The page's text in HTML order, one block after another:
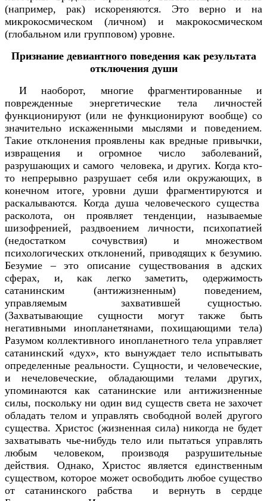
(например, рак) искореняются. Это верно и на
микрокосмическом (личном) и макрокосмическом
(глобальном или групповом) уровне.
Признание девиантного поведения как результата
отключения души
И наоборот, многие фрагментированные и
поврежденные энергетические тела личностей
функционируют (или не функционируют вообще) со
значительно искаженными мыслями и поведением.
Такие отклонения проявлены как вредные привычки,
извращения и огромное число заболеваний,
разрушающих и самого человека, и других. Когда кто-
то непрерывно разрушает себя или окружающих, в
конечном итоге, уровни души фрагментируются и
раскалываются. Когда душа человеческого существа
расколота, он проявляет тенденции, называемые
шизофренией, раздвоением личности, психопатией
(недостатком сочувствия) и множеством
психологических отклонений, приводящих к безумию.
Безумие – это описание существования в адских
сферах, и, как легко заметить, одержимость
сатанинским (антижизненным) поведением,
управляемым захватившей сущностью.
(Захватывающие сущности могут также быть
негативными инопланетянами, похищающими тела)
Разумом коллективного инопланетного тела управляет
сатанинский «дух», кто вынуждает тело испытывать
определенные реальности. Сущности, и человеческие,
и нечеловеческие, обладающими телами других,
упоминаются как сатанинские или антижизненные
силы, поскольку ни один вид существ света не захочет
обладать телом и управлять свободной волей другого
существа. Христос (жизненная сила) никогда не будет
захватывать чье-нибудь тело или пытаться управлять
любым человеком, производя разрушительные
действия. Однако, Христос является единственным
существом, которое может освободить любое существо
от сатанинского рабства и вернуть в сердце